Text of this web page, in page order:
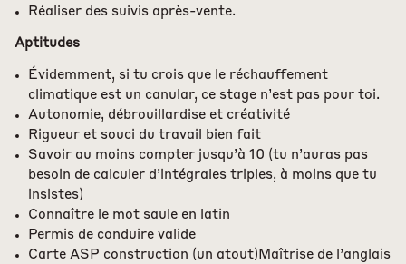
Réaliser des suivis après-vente.
Aptitudes
Évidemment, si tu crois que le réchauffement
climatique est un canular, ce stage n’est pas pour toi.
Autonomie, débrouillardise et créativité
Rigueur et souci du travail bien fait
Savoir au moins compter jusqu’à 10 (tu n’auras pas
besoin de calculer d’intégrales triples, à moins que tu
insistes)
Connaître le mot saule en latin
Permis de conduire valide
Carte ASP construction (un atout)Maîtrise de l’anglais